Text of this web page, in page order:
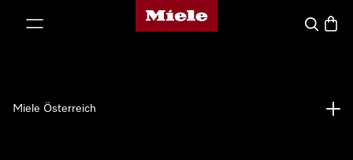
Miele-Homepage
Suche
Miele Österreich